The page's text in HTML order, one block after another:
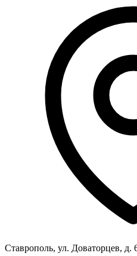
Ставрополь, ул. Доваторцев, д.